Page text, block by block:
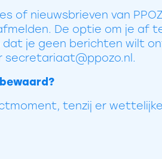
of nieuwsbrieven van
De optie om je af
je geen berichten wilt
tenzij er